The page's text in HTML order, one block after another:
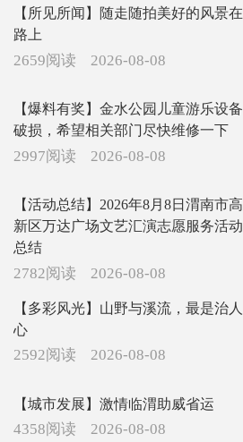
【所见所闻】随走随拍美好的风景在
路上
2659阅读 2026-08-08
【爆料有奖】金水公园儿童游乐设备
破损，希望相关部门尽快维修一下
2997阅读 2026-08-08
【活动总结】2026年8月8日渭南市高
新区万达广场文艺汇演志愿服务活动
总结
2782阅读 2026-08-08
【多彩风光】山野与溪流，最是治人
心
2592阅读 2026-08-08
【城市发展】激情临渭助威省运
4358阅读 2026-08-08